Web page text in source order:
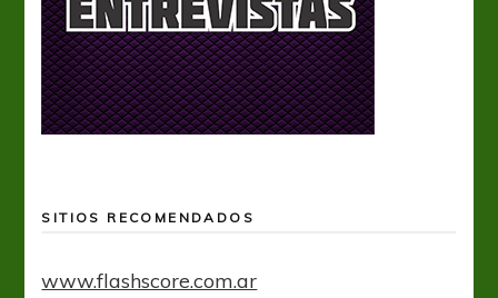
SITIOS RECOMENDADOS
www.flashscore.com.ar